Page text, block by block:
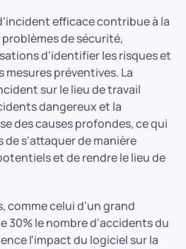
efficace contribue à la
de sécurité,
d'identifier les risques et
préventives. La
sur le lieu de travail
dangereux et la
des causes profondes, ce qui
s'attaquer de manière
et de rendre le lieu de
comme celui d'un grand
30% le nombre d'accidents du
l'impact du logiciel sur la